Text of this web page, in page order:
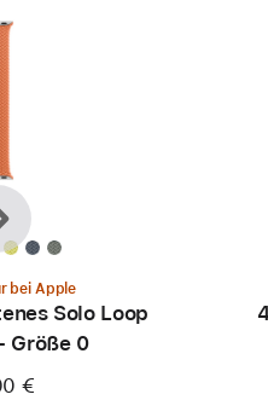
bei Apple
Solo Loop
Größe 0
€